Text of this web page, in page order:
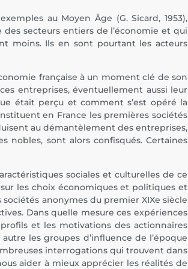
au Moyen Âge (G. Sicard, 1953),
secteurs entiers de l’économie et qui
moins. Ils en sont pourtant les acteurs
française à un moment clé de son
entreprises, éventuellement aussi leur
était perçu et comment s’est opéré la
en France les premières sociétés
au démantèlement des entreprises,
nobles, sont alors confisqués. Certaines
sociales et culturelles de ce
les choix économiques et politiques et
anonymes du premier XIXe siècle
Dans quelle mesure ces expériences
et les motivations des actionnaires
les groupes d’influence de l’époque
interrogations qui trouvent dans
aider à mieux apprécier les réalités de